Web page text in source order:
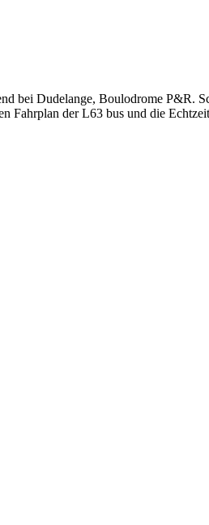
bei Dudelange, Boulodrome P&R.
Fahrplan der L63 bus und die